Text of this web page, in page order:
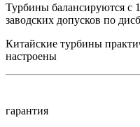
Турбины балансируются с
заводских допусков по
Китайские турбины
настроены
гарантия